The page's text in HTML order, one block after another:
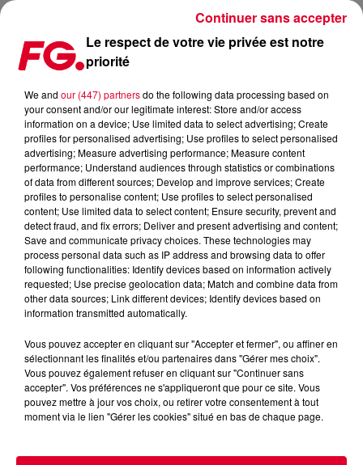
ARMIN VAN BUUREN SORT ‘SEX, LOVE & WATER’
Publié : 2 février 2018 à 11h26 par La rédaction
Qu’il est loin le temps oùArmin Van Buurenproduisait de
Le respect de votre vie privée est notre
priorité
We and our (447) partnersdo the following data processing based on
your consent and/or our legitimate interest: Store and/or access
information on a device; Use limited data to select advertising; Create
profiles for personalised advertising; Use profiles to select personalised
advertising; Measure advertising performance; Measure content
performance; Understand audiences through statistics or combinations
of data from different sources; Develop and improve services; Create
profiles to personalise content; Use profiles to select personalised
content; Use limited data to select content; Ensure security, prevent and
detect fraud, and fix errors; Deliver and present advertising and content;
Save and communicate privacy choices. These technologies may
process personal data such as IP address and browsing data to offer
following functionalities: Identify devices based on information actively
requested; Use precise geolocation data; Match and combine data from
other data sources; Link different devices; Identify devices based on
information transmitted automatically.
Vous pouvez accepter en cliquant sur "Accepter et fermer", ou affiner en
sélectionnant les finalités et/ou partenaires dans "Gérer mes choix".
Vous pouvez également refuser en cliquant sur "Continuer sans
accepter". Vos préférences ne s'appliqueront que pour ce site. Vous
pouvez mettre à jour vos choix, ou retirer votre consentement à tout
moment via le lien "Gérer les cookies" situé en bas de chaque page.
Continuer sans accepter